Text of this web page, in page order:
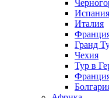
Испания
Италия
Гранд
Чехия
Тур в